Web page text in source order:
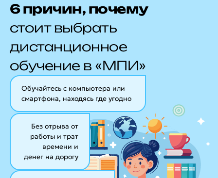
6 причин, почему
стоит выбрать
дистанционное
обучение в «МПИ»
Обучайтесь с компьютера или
смартфона, находясь где угодно
Без отрыва от
работы и трат
времени и
денег на дорогу